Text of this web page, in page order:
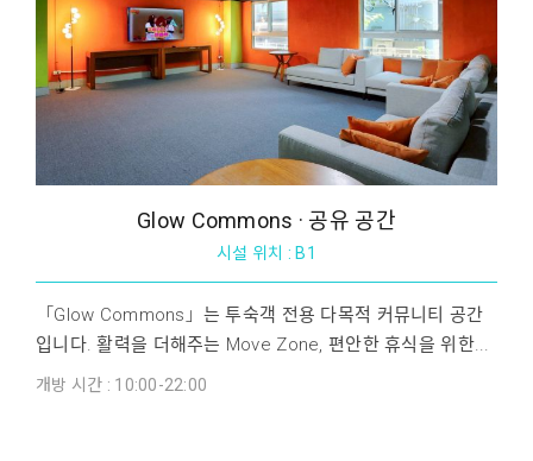
Glow Commons · 공유 공간
시설 위치 : B1
「Glow Commons」는 투숙객 전용 다목적 커뮤니티 공간
입니다. 활력을 더해주는 Move Zone, 편안한 휴식을 위한...
개방 시간 : 10:00-22:00